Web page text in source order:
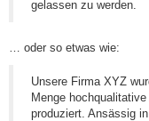
gelassen zu werden.
… oder so etwas wie:
Unsere Firma XYZ
Menge
produziert. Ansässig